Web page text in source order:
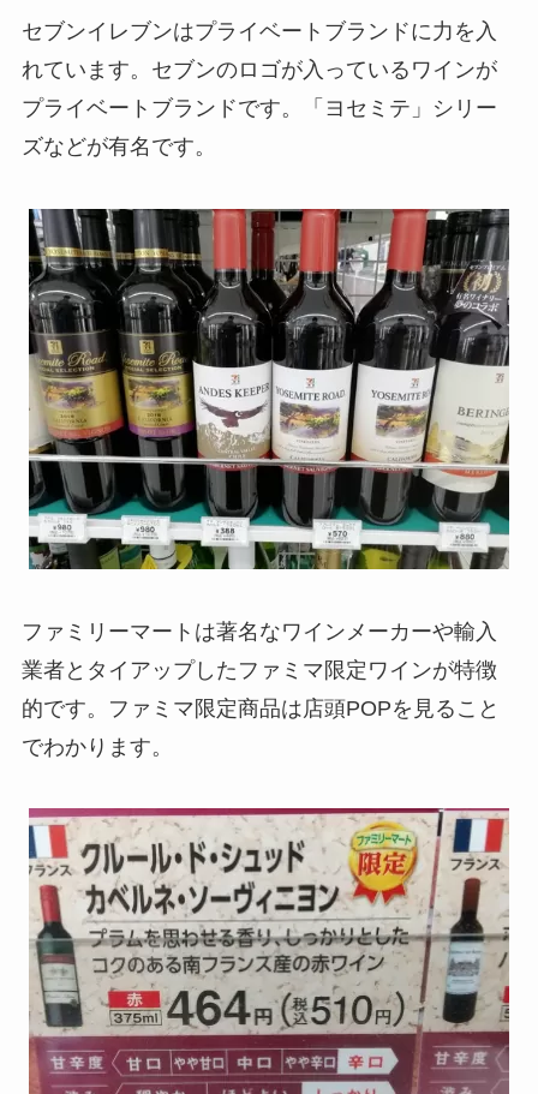
セブンイレブンはプライベートブランドに力を入
れています。セブンのロゴが入っているワインが
プライベートブランドです。「ヨセミテ」シリー
ズなどが有名です。
ファミリーマートは著名なワインメーカーや輸入
業者とタイアップしたファミマ限定ワインが特徴
的です。ファミマ限定商品は店頭POPを見ること
でわかります。